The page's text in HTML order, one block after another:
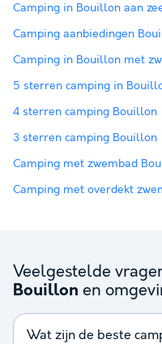
Camping in Bouillon aan
Camping aanbiedingen
Camping in Bouillon met
5 sterren camping in
4 sterren camping Bouillon
3 sterren camping Bouillon
Camping met zwembad
Camping met overdekt
Veelgestelde
Bouillon en
Wat zijn de beste